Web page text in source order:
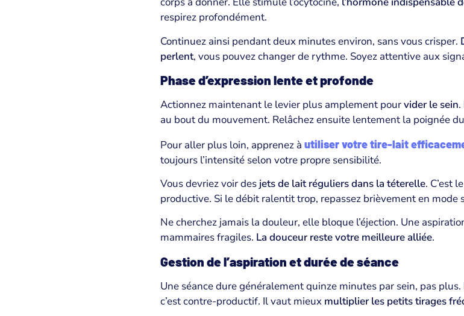
respirez profondément.
Continuez ainsi pendant deux minutes environ, sans vous crisper.
perlent, vous pouvez changer de rythme. Soyez attentive aux
Phase d’expression lente et profonde
Actionnez maintenant le levier plus amplement pourvider le sein
au bout du mouvement. Relâchez ensuite lentement la poignée
Pour aller plus loin, apprenez à utiliser votre tire-lait
toujours l’intensité selon votre propre sensibilité.
Vous devriez voir des jets de lait réguliers dans la téterelle. C’est
productive. Si le débit ralentit trop, repassez brièvement en mode
Ne cherchez jamais la douleur, elle bloque l’éjection. Une
mammaires fragiles. La douceur reste votre meilleure alliée.
Gestion de l’aspiration et durée de séance
Une séance dure généralement quinze minutes par sein, pas
c’est contre-productif. Il vaut mieux multiplier les petits tirages